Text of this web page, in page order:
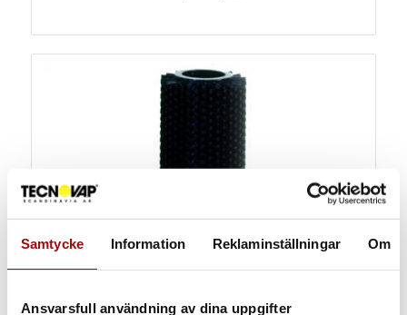
Samtycke Information Reklaminställningar Om
Ansvarsfull användning av dina uppgifter